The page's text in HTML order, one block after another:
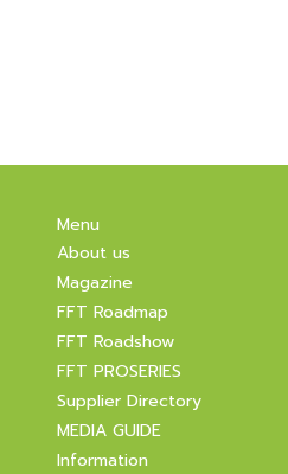
Menu
About us
Magazine
FFT Roadmap
FFT Roadshow
FFT PROSERIES
Supplier Directory
MEDIA GUIDE
Information